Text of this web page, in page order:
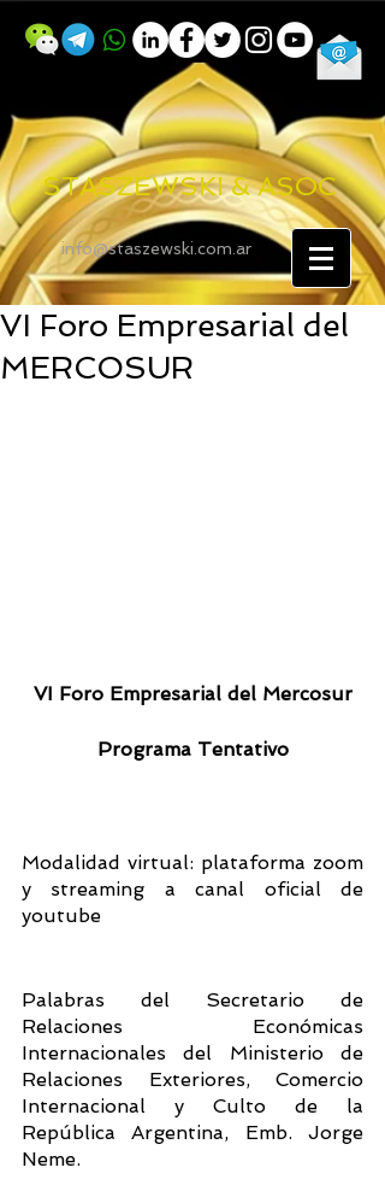
STASZEWSKI & ASOC
info@staszewski.com.ar
VI Foro Empresarial del
MERCOSUR
VI Foro Empresarial del Mercosur
Programa Tentativo
Modalidad virtual: plataforma zoom
y streaming a canal oficial de
youtube
Palabras del Secretario de
Relaciones Económicas
Internacionales del Ministerio de
Relaciones Exteriores, Comercio
Internacional y Culto de la
República Argentina, Emb. Jorge
Neme.